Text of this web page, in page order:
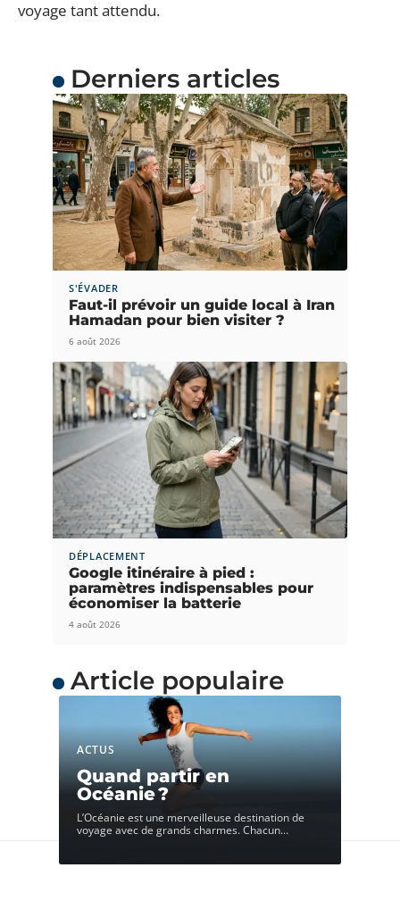
voyage tant attendu.
Derniers articles
S'ÉVADER
Faut-il prévoir un guide local à Iran
Hamadan pour bien visiter ?
6 août 2026
DÉPLACEMENT
Google itinéraire à pied :
paramètres indispensables pour
économiser la batterie
4 août 2026
Article populaire
ACTUS
Quand partir en
Océanie ?
L’Océanie est une merveilleuse destination de
voyage avec de grands charmes. Chacun…